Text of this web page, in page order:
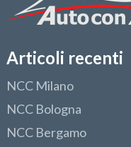
Articoli recenti
NCC Milano
NCC Bologna
NCC Bergamo